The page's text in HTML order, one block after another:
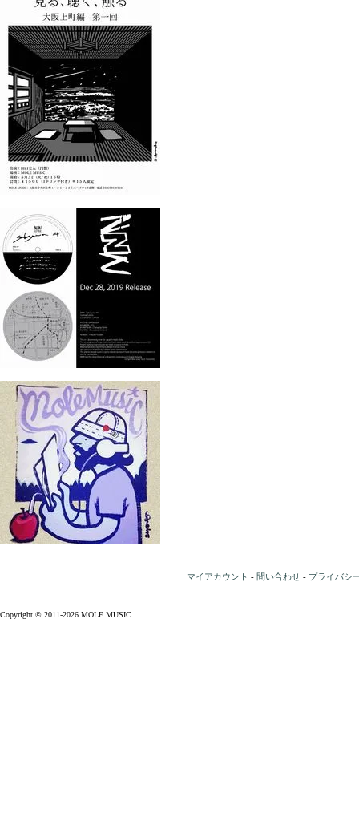
マイアカウント - 問い合わせ - プライバシ
Copyright © 2011-2026 MOLE MUSIC